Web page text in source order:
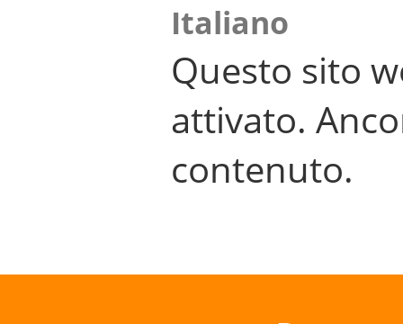
Italiano
Questo sito
attivato.
contenuto.